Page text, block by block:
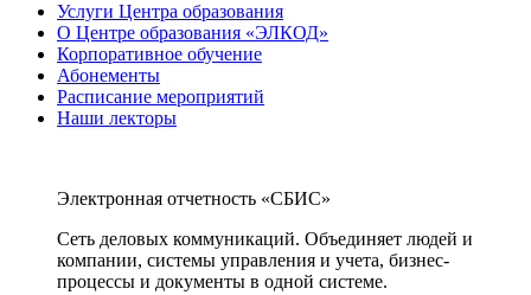
Услуги Центра образования
О Центре образования «ЭЛКОД»
Корпоративное обучение
Абонементы
Расписание мероприятий
Наши лекторы
Электронная отчетность «СБИС»
Сеть деловых коммуникаций. Объединяет людей и
компании, системы управления и учета, бизнес-
процессы и документы в одной системе.